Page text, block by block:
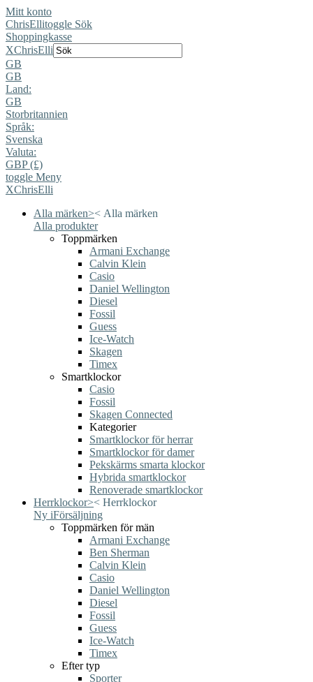
Mitt konto
ChrisEllitoggle Sök
Shoppingkasse
XChrisElli
GB
GB
Land:
GB
Storbritannien
Språk:
Svenska
Valuta:
GBP (£)
toggle Meny
XChrisElli
Alla märken>< Alla märken
Alla produkter
Toppmärken
Armani Exchange
Calvin Klein
Casio
Daniel Wellington
Diesel
Fossil
Guess
Ice-Watch
Skagen
Timex
Smartklockor
Casio
Fossil
Skagen Connected
Kategorier
Smartklockor för herrar
Smartklockor för damer
Pekskärms smarta klockor
Hybrida smartklockor
Renoverade smartklockor
Herrklockor>< Herrklockor
Ny iFörsäljning
Toppmärken för män
Armani Exchange
Ben Sherman
Calvin Klein
Casio
Daniel Wellington
Diesel
Fossil
Guess
Ice-Watch
Timex
Efter typ
Sporter